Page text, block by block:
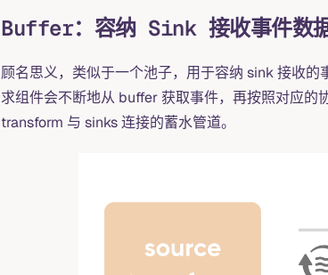
Buffer：容纳 Sink 接收事件数
顾名思义，类似于一个池子，用于容纳 sink 接收的
求组件会不断地从 buffer 获取事件，再按照对应
transform 与 sinks 连接的蓄水管道。